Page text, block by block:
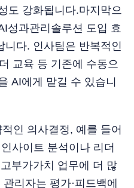
도 강화됩니다.마지막으
성과관리솔루션 도입 효
니다. 인사팀은 반복적인
교육 등 기존에 수동으
AI에게 맡길 수 있습니
인 의사결정, 예를 들어
사이트 분석이나 리더
부가가치 업무에 더 많
리자는 평가·피드백에